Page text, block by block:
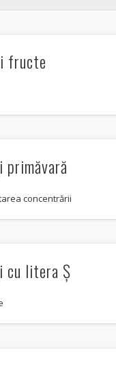
fructe
concentrării
cu litera Ş